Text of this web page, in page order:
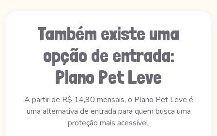
Também existe uma
opção de entrada:
Plano Pet Leve
A partir de R$ 14,90 mensais, o Plano Pet Leve é
uma alternativa de entrada para quem busca uma
proteção mais acessível.